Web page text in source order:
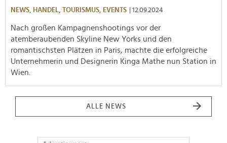
NEWS, HANDEL, TOURISMUS, EVENTS | 12.09.2024
Nach großen Kampagnenshootings vor der
atemberaubenden Skyline New Yorks und den
romantischsten Plätzen in Paris, machte die erfolgreiche
Unternehmerin und Designerin Kinga Mathe nun Station in
Wien.
ALLE NEWS